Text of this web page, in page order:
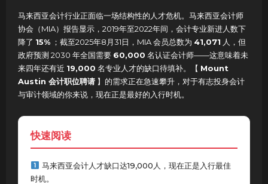
马来西亚会计行业正面临一场结构性的人才危机。马来西亚会计师
协会（MIA）报告显示，2019年至2022年间，会计专业新进人数下
降了 15% ；截至2025年8月31日，MIA 会员总数为 41,071 人，但
政府预测 2030 年全国需要 60,000 名认证会计师——这意味着未
来四年还有近 19,000 名专业人才的缺口待填补。【 Mount
Austin 会计职位聘请 】的需求正在急速攀升，对于有志投身会计
与审计领域的你来说，现在正是最好的入行时机。
快速阅读
马来西亚会计人才缺口达19,000人，现在正是入行最佳
时机。